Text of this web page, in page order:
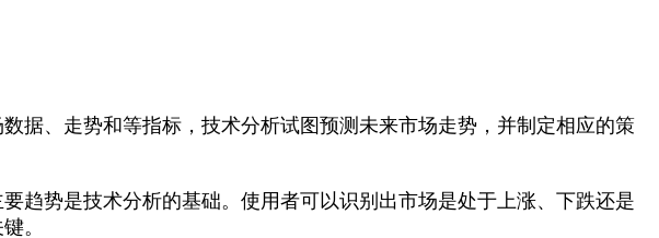
据、走势和等指标，技术分析试图预测未来市场走势，并制定相应的策
趋势是技术分析的基础。使用者可以识别出市场是处于上涨、下跌还是
。